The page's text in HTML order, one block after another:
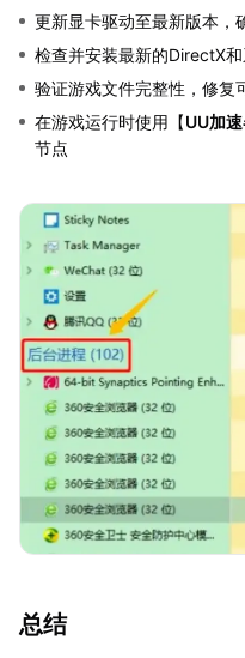
更新显卡驱动至最新版本，
检查并安装最新的DirectX
验证游戏文件完整性，修复
在游戏运行时使用【UU加
节点
总结